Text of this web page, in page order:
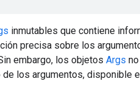
inmutables que contiene
precisa sobre los
embargo, los objetos Args
los argumentos, disponible